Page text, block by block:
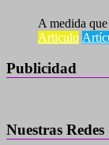
A medida
Articulo
Publicidad
Nuestras Redes